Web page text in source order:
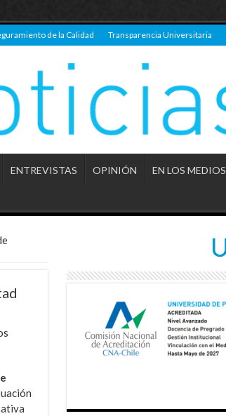
de la Calidad Transparencia Universitaria
ENTREVISTAS OPINIÓN EN LOS MEDIOS